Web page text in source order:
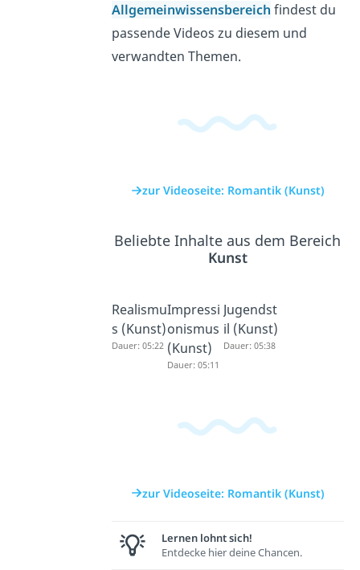
Allgemeinwissensbereich findest du
passende Videos zu diesem und
verwandten Themen.
zur Videoseite: Romantik (Kunst)
Beliebte Inhalte aus dem Bereich
Kunst
Realismu
s (Kunst)
Dauer: 05:22
Impressi
onismus
(Kunst)
Dauer: 05:11
Jugendst
il (Kunst)
Dauer: 05:38
zur Videoseite: Romantik (Kunst)
Lernen lohnt sich!
Entdecke hier deine Chancen.